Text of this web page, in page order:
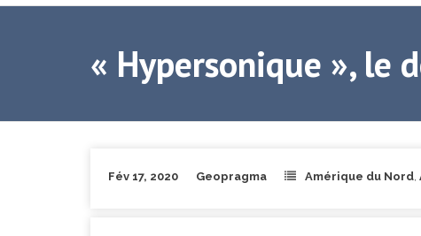
« Hypersonique », le
Fév 17, 2020 Geopragma Amérique du Nord